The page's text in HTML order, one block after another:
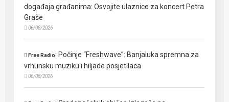
događaja građanima: Osvojite ulaznice za koncert Petra
Graše
06/08/2026
Free Radio: Počinje “Freshwave”: Banjaluka spremna za
vrhunsku muziku i hiljade posjetilaca
06/08/2026